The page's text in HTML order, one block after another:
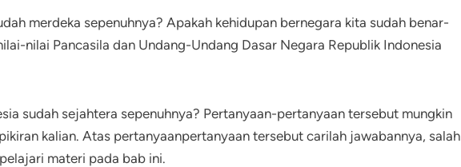
merdeka sepenuhnya? Apakah kehidupan bernegara kita sudah benar-
nilai Pancasila dan Undang-Undang Dasar Negara Republik Indonesia
sudah sejahtera sepenuhnya? Pertanyaan-pertanyaan tersebut mungkin
kalian. Atas pertanyaanpertanyaan tersebut carilah jawabannya, salah
materi pada bab ini.